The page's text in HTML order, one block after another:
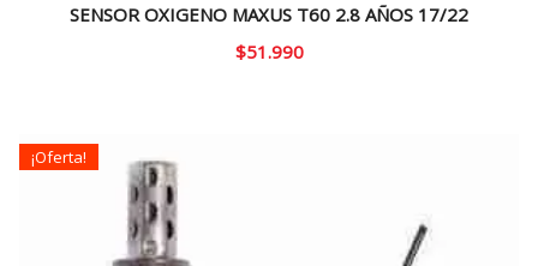
SENSOR OXIGENO MAXUS T60 2.8 AÑOS 17/22
$51.990
¡Oferta!